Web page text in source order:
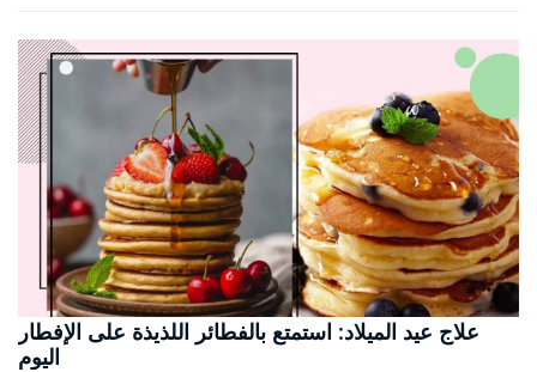
علاج عيد الميلاد: استمتع بالفطائر اللذيذة على الإفطار
اليوم